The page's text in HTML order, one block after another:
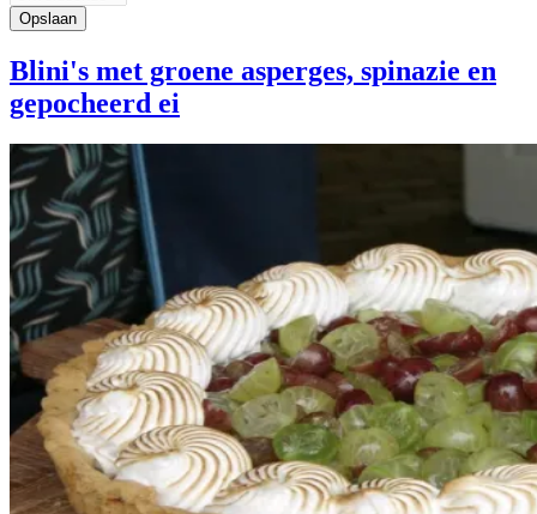
Blini's met groene asperges, spinazie en
gepocheerd ei